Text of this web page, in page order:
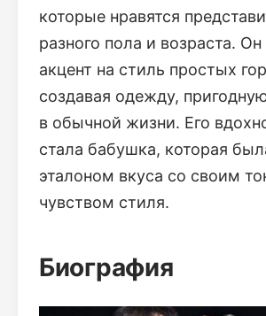
которые нравятся
разного пола и возраста. Он
акцент на стиль простых
создавая одежду,
в обычной жизни. Его
стала бабушка, которая
эталоном вкуса со своим
чувством стиля.
Биография